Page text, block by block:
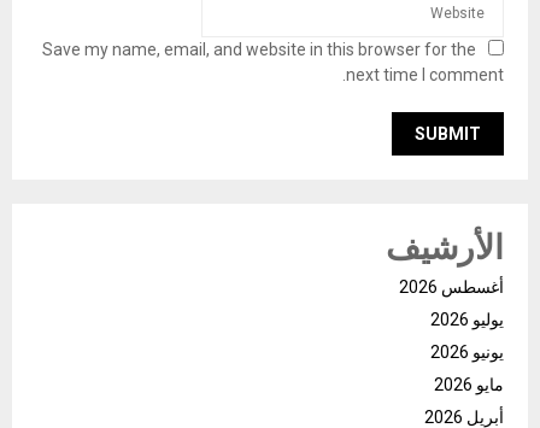
Save my name, email, and website in this browser for the
next time I comment.
الأرشيف
أغسطس 2026
يوليو 2026
يونيو 2026
مايو 2026
أبريل 2026